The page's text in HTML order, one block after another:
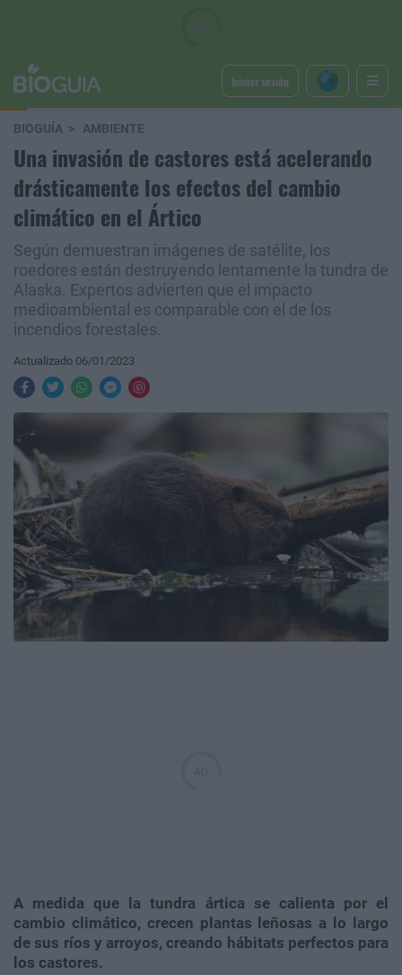
Iniciar sesión
BIOGUÍA AMBIENTE
Una invasión de castores está acelerando
drásticamente los efectos del cambio
climático en el Ártico
Según demuestran imágenes de satélite, los
roedores están destruyendo lentamente la tundra de
Alaska. Expertos advierten que el impacto
medioambiental es comparable con el de los
incendios forestales.
Actualizado 06/01/2023
A medida que la tundra ártica se calienta por el
cambio climático, crecen plantas leñosas a lo largo
de sus ríos y arroyos, creando hábitats perfectos para
los castores.